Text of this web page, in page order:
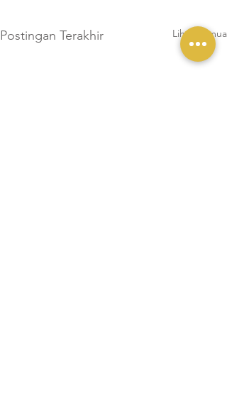
Postingan Terakhir Lihat Semua